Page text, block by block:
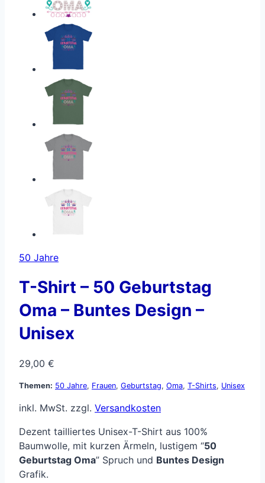
50 Jahre
T-Shirt – 50 Geburtstag
Oma – Buntes Design –
Unisex
29,00 €
Themen: 50 Jahre, Frauen, Geburtstag, Oma, T-Shirts, Unisex
inkl. MwSt. zzgl. Versandkosten
Dezent tailliertes Unisex-T-Shirt aus 100%
Baumwolle, mit kurzen Ärmeln, lustigem “50
Geburtstag Oma” Spruch und Buntes Design
Grafik.